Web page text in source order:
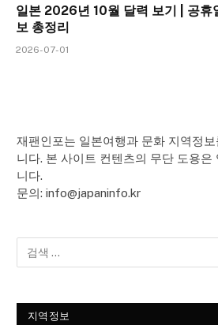
일본 2026년 10월 달력 보기 | 공휴
보 총정리
2026-07-01
재팬인포는 일본여행과 문화 지역정
니다. 본 사이트 컨텐츠의 무단 도용은
니다.
문의: info@japaninfo.kr
지역정보